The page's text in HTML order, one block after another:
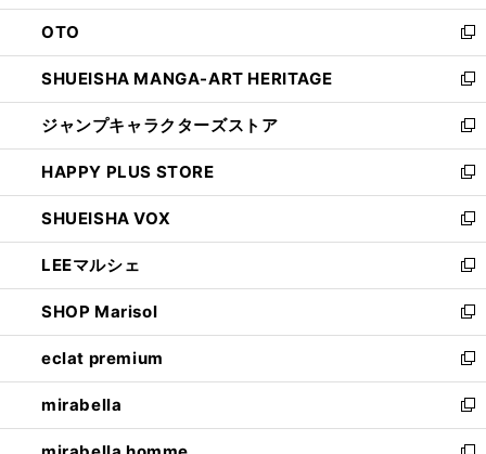
ウ
で
開
く
ン
ド
ウ
で
開
く
OTO
新
し
い
ウ
ィ
ン
ド
ウ
で
開
く
SHUEISHA MANGA-ART HERITAGE
新
し
い
ウ
ィ
ン
ド
ウ
で
開
く
ジャンプキャラクターズストア
新
し
い
ウ
ィ
ン
ド
ウ
で
開
く
HAPPY PLUS STORE
新
し
い
ウ
ィ
ン
ド
ウ
で
開
く
SHUEISHA VOX
新
し
い
ウ
ィ
ン
ド
ウ
で
開
LEEマルシェ
新
し
い
ウ
ィ
ン
ド
ウ
SHOP Marisol
新
し
い
ウ
ィ
ン
eclat premium
新
し
い
ウ
mirabella
新
し